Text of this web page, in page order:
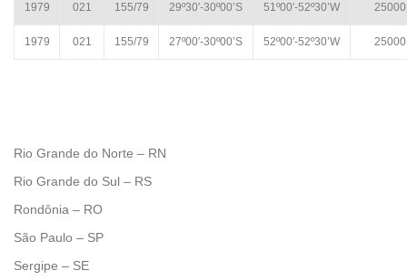
1979 021 155/79 29º30′-30º00’S 51º00′-52º30’W 25000
1979 021 155/79 27º00′-30º00’S 52º00′-52º30’W 25000
Rio Grande do Norte – RN
Rio Grande do Sul – RS
Rondônia – RO
São Paulo – SP
Sergipe – SE